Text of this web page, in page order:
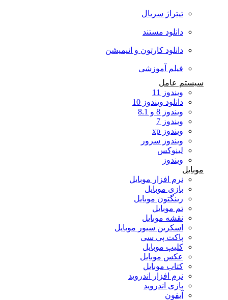
تیتراژ سریال
دانلود مستند
دانلود کارتون و انیمیشن
فیلم آموزشی
سیستم عامل
ویندوز 11
دانلود ویندوز 10
ویندوز 8 و 8.1
ویندوز 7
ویندوز xp
ویندوز سرور
لینوکس
ویندوز
موبایل
نرم افزار موبایل
بازی موبایل
رینگتون موبایل
تم موبایل
نقشه موبایل
اسکرین سیور موبایل
پاکت پی سی
کلیپ موبایل
عکس موبایل
کتاب موبایل
نرم افزار اندروید
بازی اندروید
آیفون